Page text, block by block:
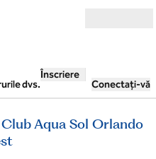
dvs.
Înscriere
Conectați-vă
Aqua Sol Orlando